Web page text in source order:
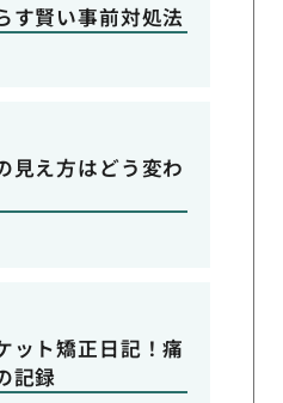
す賢い事前対処法
見え方はどう変わ
ット矯正日記！痛
記録